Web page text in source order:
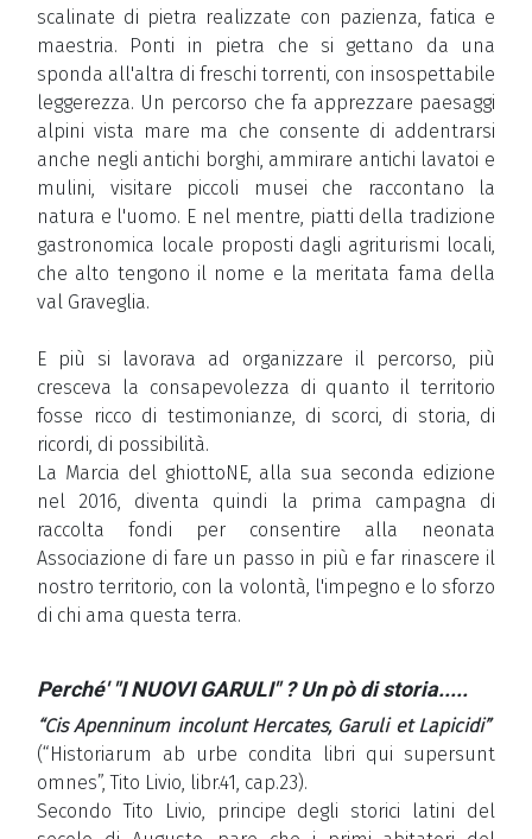
scalinate di pietra realizzate con pazienza, fatica e
maestria. Ponti in pietra che si gettano da una
sponda all'altra di freschi torrenti, con insospettabile
leggerezza. Un percorso che fa apprezzare paesaggi
alpini vista mare ma che consente di addentrarsi
anche negli antichi borghi, ammirare antichi lavatoi e
mulini, visitare piccoli musei che raccontano la
natura e l'uomo. E nel mentre, piatti della tradizione
gastronomica locale proposti dagli agriturismi locali,
che alto tengono il nome e la meritata fama della
val Graveglia.
E più si lavorava ad organizzare il percorso, più
cresceva la consapevolezza di quanto il territorio
fosse ricco di testimonianze, di scorci, di storia, di
ricordi, di possibilità.
La Marcia del ghiottoNE, alla sua seconda edizione
nel 2016, diventa quindi la prima campagna di
raccolta fondi per consentire alla neonata
Associazione di fare un passo in più e far rinascere il
nostro territorio, con la volontà, l'impegno e lo sforzo
di chi ama questa terra.
Perché' "I NUOVI GARULI" ? Un pò di storia.....
“Cis Apenninum incolunt Hercates, Garuli et Lapicidi”
(“Historiarum ab urbe condita libri qui supersunt
omnes”, Tito Livio, libr.41, cap.23).
Secondo Tito Livio, principe degli storici latini del